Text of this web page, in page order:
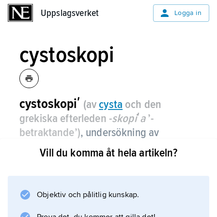
Uppslagsverket Logga in
cystoskopi
cystoskopiʹ (avcysta och den
grekiska efterleden -skopiʹa’-
betraktande’), undersökning av
urinblåsan med hjälp av cystoskop
(”rörkikare”), ett optiskt instrument
i blåsan.
Cystoskopin är den viktigaste undersökningen
Vill du komma åt hela artikeln?
Objektiv och pålitlig kunskap.